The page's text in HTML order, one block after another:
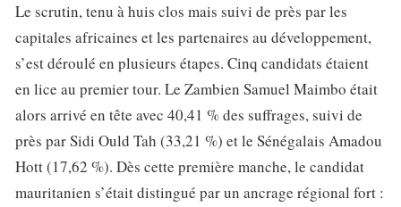
Le scrutin, tenu à huis clos mais suivi de près par les
capitales africaines et les partenaires au développement,
s’est déroulé en plusieurs étapes. Cinq candidats étaient
en lice au premier tour. Le Zambien Samuel Maimbo était
alors arrivé en tête avec 40,41 % des suffrages, suivi de
près par Sidi Ould Tah (33,21 %) et le Sénégalais Amadou
Hott (17,62 %). Dès cette première manche, le candidat
mauritanien s’était distingué par un ancrage régional fort :